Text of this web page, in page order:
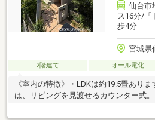
仙台市
ス16分/「
歩4分
宮城県
2階建て オール電化
《室内の特徴》・LDKは約19.5畳あり
は、リビングを見渡せるカウンター式
す。また、完成したお料理を運ぶ手間